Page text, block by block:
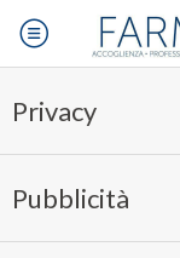
Privacy
Pubblicità